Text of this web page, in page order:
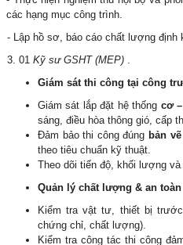
các hạng mục công trình.
- Lập hồ sơ, báo cáo chất lượng định
3. 01 Kỹ sư GSHT (MEP).
Giám sát thi công tại công
Giám sát lắp đặt hệ thống cơ
sáng, điều hòa thông gió, cấp
Đảm bảo thi công đúng bản
theo tiêu chuẩn kỹ thuật.
Theo dõi tiến độ, khối lượng
Quản lý chất lượng & an toàn
Kiểm tra vật tư, thiết bị
chứng chỉ, chất lượng).
Kiểm tra công tác thi công